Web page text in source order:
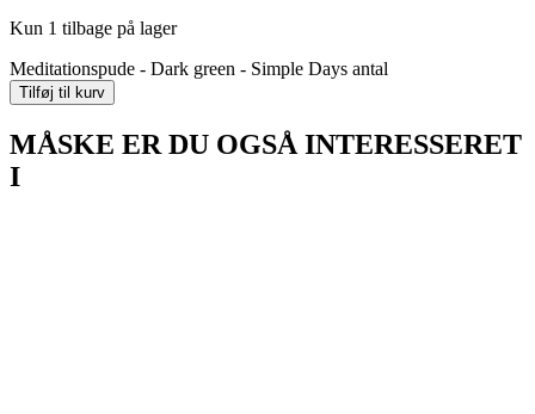
Kun 1 tilbage på lager
Meditationspude - Dark green - Simple Days antal
Tilføj til kurv
MÅSKE ER DU OGSÅ INTERESSERET
I